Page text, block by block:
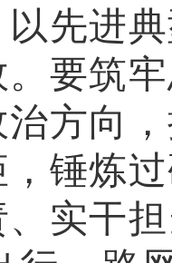
先进
要筑
方向
锤炼
实干